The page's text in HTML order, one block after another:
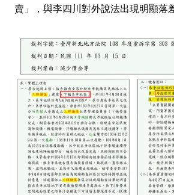
賣」，與李四川對外說法出現明顯落差